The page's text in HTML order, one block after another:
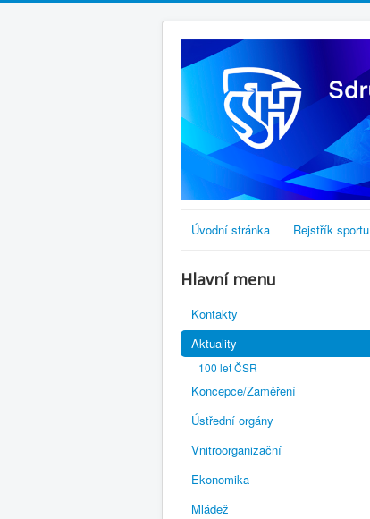
Úvodní stránka Rejstřík sportu
Hlavní menu
Kontakty
Aktuality
100 let ČSR
Koncepce/Zaměření
Ústřední orgány
Vnitroorganizační
Ekonomika
Mládež